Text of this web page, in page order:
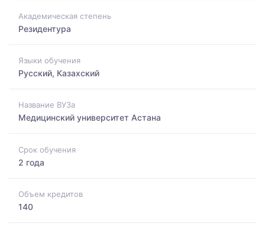
Академическая степень
Резидентура
Языки обучения
Русский, Казахский
Название ВУЗа
Медицинский университет Астана
Срок обучения
2 года
Объем кредитов
140